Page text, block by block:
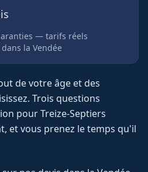
— tarifs réels
dans la Vendée
de votre âge et des
Trois questions
pourTreize-Septiers
et vous prenez le temps qu'il